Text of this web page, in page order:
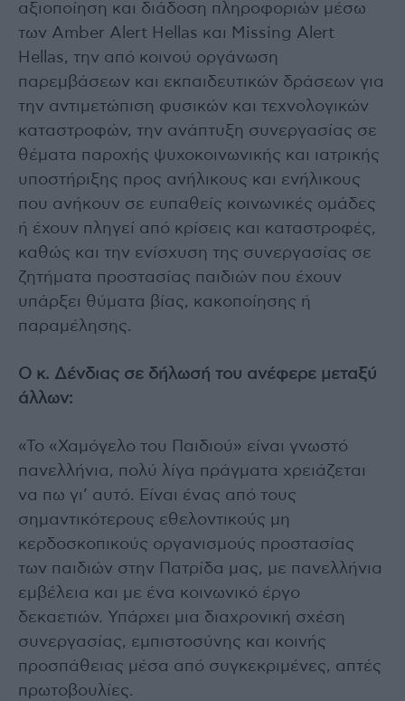
αξιοποίηση και διάδοση πληροφοριών μέσω
των Amber Alert Hellas και Missing Alert
Hellas, την από κοινού οργάνωση
παρεμβάσεων και εκπαιδευτικών δράσεων για
την αντιμετώπιση φυσικών και τεχνολογικών
καταστροφών, την ανάπτυξη συνεργασίας σε
θέματα παροχής ψυχοκοινωνικής και ιατρικής
υποστήριξης προς ανήλικους και ενήλικους
που ανήκουν σε ευπαθείς κοινωνικές ομάδες
ή έχουν πληγεί από κρίσεις και καταστροφές,
καθώς και την ενίσχυση της συνεργασίας σε
ζητήματα προστασίας παιδιών που έχουν
υπάρξει θύματα βίας, κακοποίησης ή
παραμέλησης.
Ο κ. Δένδιας σε δήλωσή του ανέφερε μεταξύ
άλλων:
«Το «Χαμόγελο του Παιδιού» είναι γνωστό
πανελλήνια, πολύ λίγα πράγματα χρειάζεται
να πω γι’ αυτό. Είναι ένας από τους
σημαντικότερους εθελοντικούς μη
κερδοσκοπικούς οργανισμούς προστασίας
των παιδιών στην Πατρίδα μας, με πανελλήνια
εμβέλεια και με ένα κοινωνικό έργο
δεκαετιών. Υπάρχει μια διαχρονική σχέση
συνεργασίας, εμπιστοσύνης και κοινής
προσπάθειας μέσα από συγκεκριμένες, απτές
πρωτοβουλίες.